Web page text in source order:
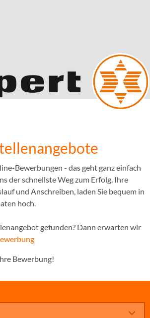
Bewerbungen - das geht ganz einfach
der schnellste Weg zum Erfolg. Ihre
und Anschreiben, laden Sie bequem in
hoch.
gefunden? Dann erwarten wir
Bewerbung!